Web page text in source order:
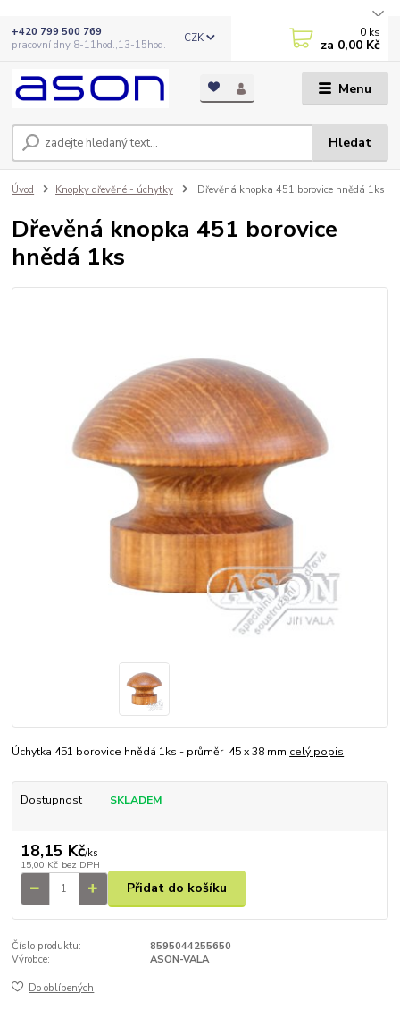
Menu
CZK
Hledat
+420 799 500 769
pracovní dny 8-11hod.,13-15hod.
0 ks
za 0,00 Kč
Úvod Knopky dřevěné - úchytky Dřevěná knopka 451 borovice hnědá 1ks
Dřevěná knopka 451 borovice
hnědá 1ks
Úchytka 451 borovice hnědá 1ks - průměr 45 x 38 mm celý popis
Dostupnost SKLADEM
18,15 Kč/ks
15,00 Kč bez DPH
Přidat do košíku
Číslo produktu:
8595044255650
Výrobce:
ASON-VALA
Do oblíbených